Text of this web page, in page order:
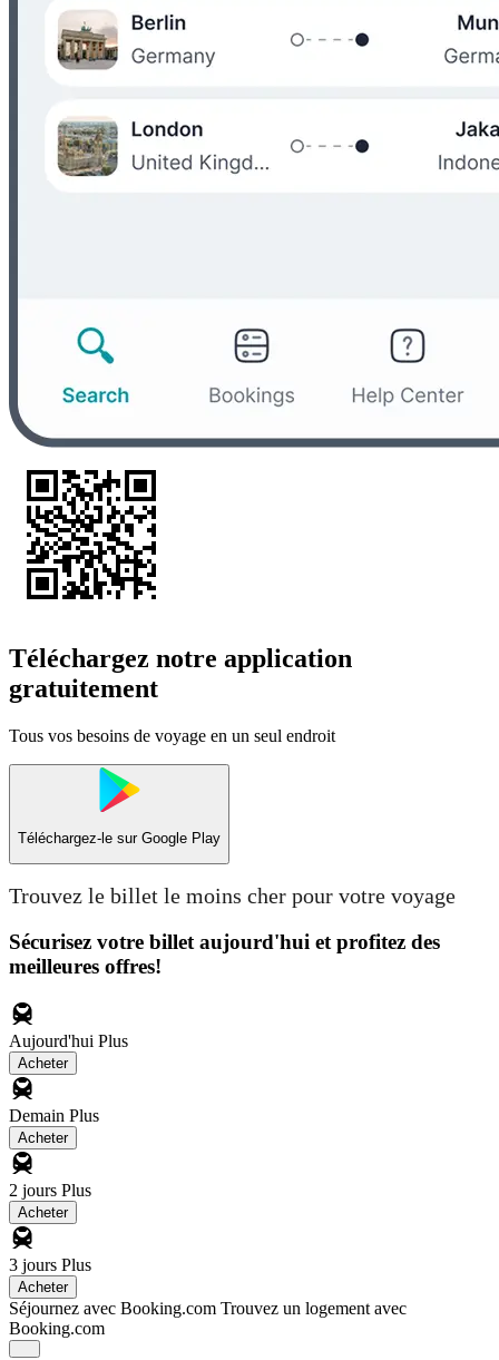
Téléchargez notre application
gratuitement
Tous vos besoins de voyage en un seul endroit
Téléchargez-le sur Google Play
Trouvez le billet le moins cher pour votre voyage
Sécurisez votre billet aujourd'hui et profitez des
meilleures offres!
Aujourd'hui Plus
Acheter
Demain Plus
Acheter
2 jours Plus
Acheter
3 jours Plus
Acheter
Séjournez avec Booking.com Trouvez un logement avec
Booking.com